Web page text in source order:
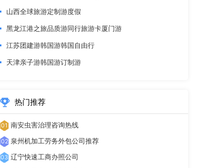
山西全球旅游定制游度假
黑龙江港之旅品质游同行旅游卡厦门游
江苏团建游韩国游韩国自由行
天津亲子游韩国游订制游
热门推荐
01 南安虫害治理咨询热线
02 泉州机加工劳务外包公司推荐
03 辽宁快速工商办照公司